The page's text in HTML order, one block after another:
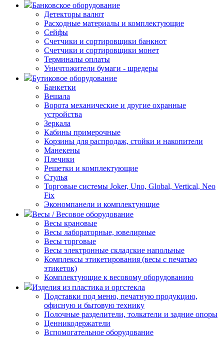
Банковское оборудование
Детекторы валют
Расходные материалы и комплектующие
Сейфы
Счетчики и сортировщики банкнот
Счетчики и сортировщики монет
Терминалы оплаты
Уничтожители бумаги - шредеры
Бутиковое оборудование
Банкетки
Вешала
Ворота механические и другие охранные
устройства
Зеркала
Кабины примерочные
Корзины для распродаж, стойки и накопители
Манекены
Плечики
Решетки и комплектующие
Стулья
Торговые системы Joker, Uno, Global, Vertical, Neo
Fix
Экономпанели и комплектующие
Весы / Весовое оборудование
Весы крановые
Весы лабораторные, ювелирные
Весы торговые
Весы электронные складские напольные
Комплексы этикетирования (весы с печатью
этикеток)
Комплектующие к весовому оборудованию
Изделия из пластика и оргстекла
Подставки под меню, печатную продукцию,
офисную и бытовую технику
Полочные разделители, толкатели и задние опоры
Ценникодержатели
Вспомогательное оборудование